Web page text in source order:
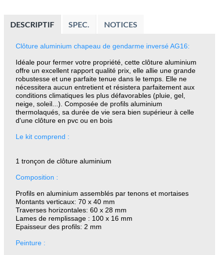
DESCRIPTIF SPEC. NOTICES
Clôture aluminium chapeau de gendarme inverséAG16:
Idéale pour fermer votre propriété, cette clôture aluminium
offre un excellent rapport qualité prix, elle allie une grande
robustesse et une parfaite tenue dans le temps. Elle ne
nécessitera aucun entretient et résistera parfaitement aux
conditions climatiques les plus défavorables (pluie, gel,
neige, soleil...). Composée de profils aluminium
thermolaqués, sa durée de vie sera bien supérieur à celle
d'une clôture en pvc ou en bois
Le kit comprend :
1 tronçon de clôture aluminium
Composition :
Profils en aluminium assemblés par tenons et mortaises
Montants verticaux: 70 x 40 mm
Traverses horizontales: 60 x 28 mm
Lames de remplissage : 100 x 16 mm
Epaisseur des profils: 2 mm
Peinture :